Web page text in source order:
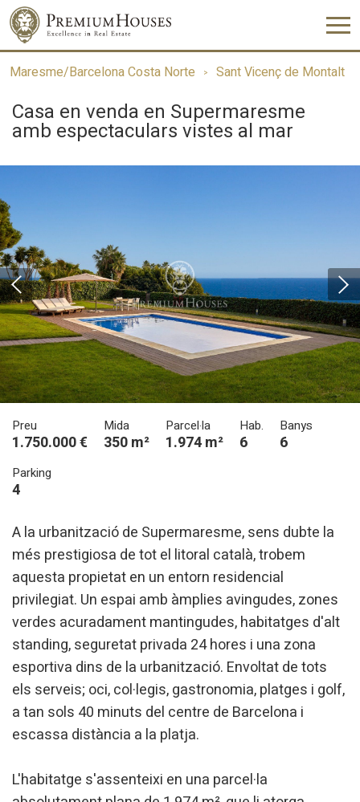
Maresme/Barcelona Costa Norte Sant Vicenç de Montalt
Casa en venda en Supermaresme
amb espectaculars vistes al mar
Preu
1.750.000 €
Mida
350 m²
Parcel·la
1.974 m²
Hab.
6
Banys
6
Parking
4
A la urbanització de Supermaresme, sens dubte la
més prestigiosa de tot el litoral català, trobem
aquesta propietat en un entorn residencial
privilegiat. Un espai amb àmplies avingudes, zones
verdes acuradament mantingudes, habitatges d'alt
standing, seguretat privada 24 hores i una zona
esportiva dins de la urbanització. Envoltat de tots
els serveis; oci, col·legis, gastronomia, platges i golf,
a tan sols 40 minuts del centre de Barcelona i
escassa distància a la platja.
L'habitatge s'assenteixi en una parcel·la